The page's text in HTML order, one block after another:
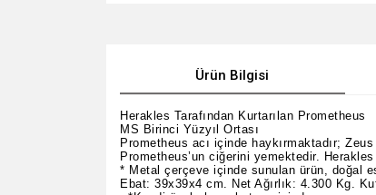
Ürün Bilgisi
Herakles Tarafından Kurtarılan Prometheus
MS Birinci Yüzyıl Ortası
Prometheus acı içinde haykırmaktadır;
Prometheus’un ciğerini yemektedir.
* Metal çerçeve içinde sunulan ürün, doğal
Ebat: 39x39x4 cm. Net Ağırlık: 4.300 Kg.